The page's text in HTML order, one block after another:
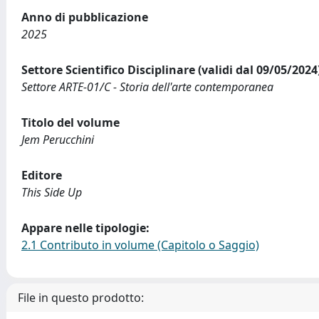
Anno di pubblicazione
2025
Settore Scientifico Disciplinare (validi dal 09/05/
Settore ARTE-01/C - Storia dell'arte contemporanea
Titolo del volume
Jem Perucchini
Editore
This Side Up
Appare nelle tipologie:
2.1 Contributo in volume (Capitolo o Saggio)
File in questo prodotto: